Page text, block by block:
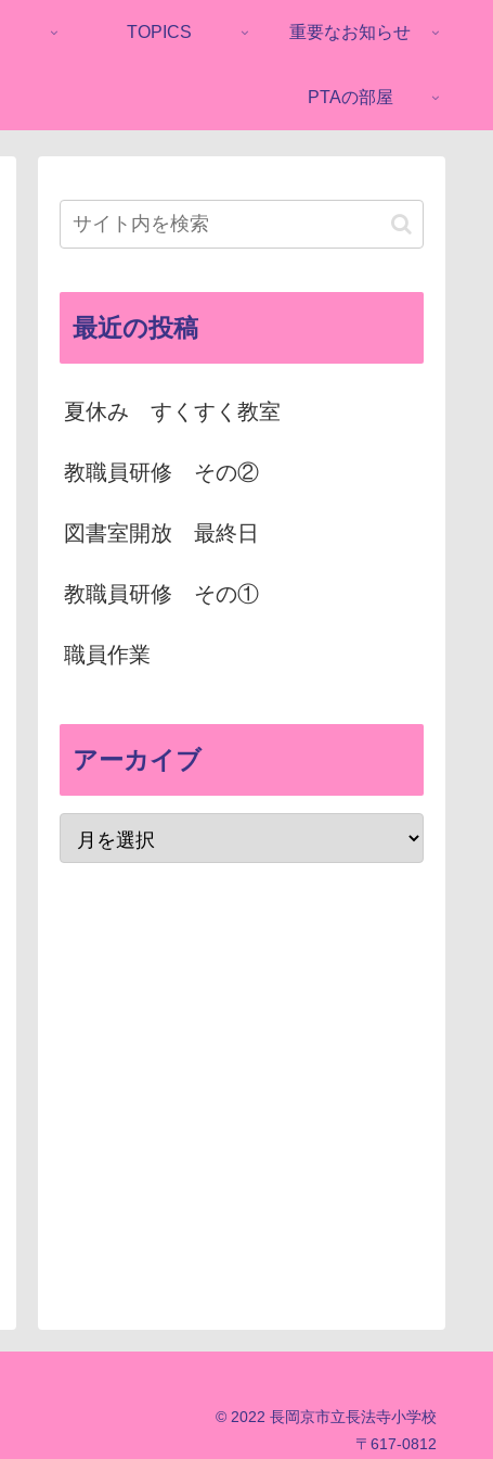
TOPICS 重要なお知らせ
PTAの部屋
最近の投稿
夏休み すくすく教室
教職員研修 その②
図書室開放 最終日
教職員研修 その①
職員作業
アーカイブ
© 2022 長岡京市立長法寺小学校
〒617-0812